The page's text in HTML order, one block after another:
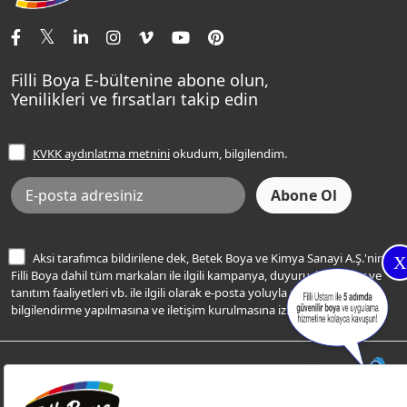
X
Tavan Boyaları
Ev Bakım ve Hobi Boyaları
Yatak Odası Renkleri
Sentomaxx Sentetik Boya
Sentomaxx İpeksi Mat
Momento Life
Şampanya Rengi
Açık Mavi Rengi
Frezya Rengi
İletişim Bilgilerimiz
Renk Danışma
Filli Ustam
Sıkça Sorulan Sorular
Ücretsiz Yalıtım Keşif Hizmeti
Bilgi Toplumu Hizmetleri
İnternet Sitesi Kullanım Koşulları
KVKK Talep Formu
KVKK Aydınlatma Metni
Filli Boya E-bültenine abone olun,
Yenilikleri ve fırsatları takip edin
KVKK aydınlatma metniniokudum, bilgilendim.
Aksi tarafımca bildirilene dek, Betek Boya ve Kimya Sanayi A.Ş.'nin
Filli Boya dahil tüm markaları ile ilgili kampanya, duyuru, hizmetler ve
tanıtım faaliyetleri vb. ile ilgili olarak e-posta yoluyla şahsıma
bilgilendirme yapılmasına ve iletişim kurulmasına izin veriyorum.